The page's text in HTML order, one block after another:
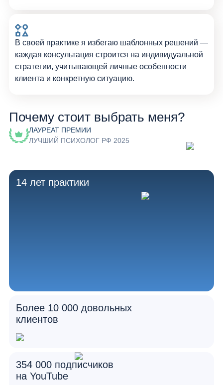
В своей практике я избегаю шаблонных решений —
каждая консультация строится на индивидуальной
стратегии, учитывающей личные особенности
клиента и конкретную ситуацию.
Почему стоит выбрать меня?
ЛАУРЕАТ ПРЕМИИ
ЛУЧШИЙ ПСИХОЛОГ РФ 2025
14 лет практики
Более 10 000 довольных
клиентов
354 000 подписчиков
на YouTube